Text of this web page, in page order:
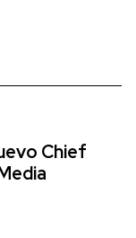
Chief